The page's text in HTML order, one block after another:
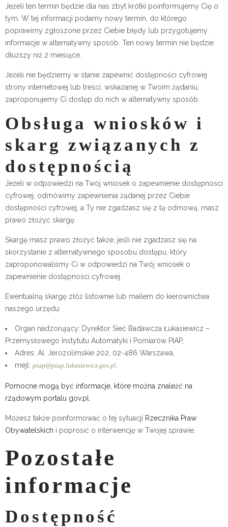
Jeżeli ten termin będzie dla nas zbyt krótki poinformujemy Cię o
tym. W tej informacji podamy nowy termin, do którego
poprawimy zgłoszone przez Ciebie błędy lub przygotujemy
informacje w alternatywny sposób. Ten nowy termin nie będzie
dłuższy niż 2 miesiące.
Jeżeli nie będziemy w stanie zapewnić dostępności cyfrowej
strony internetowej lub treści, wskazanej w Twoim żądaniu,
zaproponujemy Ci dostęp do nich w alternatywny sposób.
Obsługa wniosków i
skarg związanych z
dostępnością
Jeżeli w odpowiedzi na Twój wniosek o zapewnienie dostępności
cyfrowej, odmówimy zapewnienia żądanej przez Ciebie
dostępności cyfrowej, a Ty nie zgadzasz się z tą odmową, masz
prawo złożyć skargę.
Skargę masz prawo złożyć także, jeśli nie zgadzasz się na
skorzystanie z alternatywnego sposobu dostępu, który
zaproponowaliśmy Ci w odpowiedzi na Twój wniosek o
zapewnienie dostępności cyfrowej.
Ewentualną skargę złóż listownie lub mailem do kierownictwa
naszego urzędu:
Organ nadzorujący: Dyrektor Sieć Badawcza Łukasiewicz –
Przemysłowego Instytutu Automatyki i Pomiarów PIAP,
Adres: Al. Jerozolimskie 202, 02-486 Warszawa,
mejl: piap@piap.lukasiewicz.gov.pl
Pomocne mogą być informacje, które można znaleźć na
rządowym portalu gov.pl
Możesz także poinformować o tej sytuacji Rzecznika Praw
Obywatelskich i poprosić o interwencję w Twojej sprawie.
Pozostałe
informacje
Dostępność